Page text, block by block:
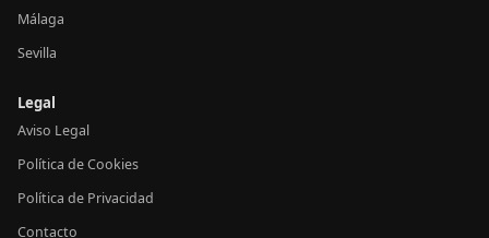
Málaga
Sevilla
Legal
Aviso Legal
Política de Cookies
Política de Privacidad
Contacto